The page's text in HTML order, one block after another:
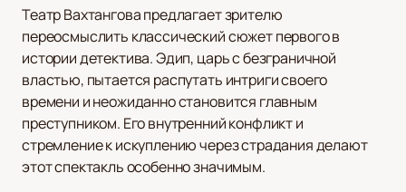
Театр Вахтангова предлагает зрителю
переосмыслить классический сюжет первого в
истории детектива. Эдип, царь с безграничной
властью, пытается распутать интриги своего
времени и неожиданно становится главным
преступником. Его внутренний конфликт и
стремление к искуплению через страдания делают
этот спектакль особенно значимым.